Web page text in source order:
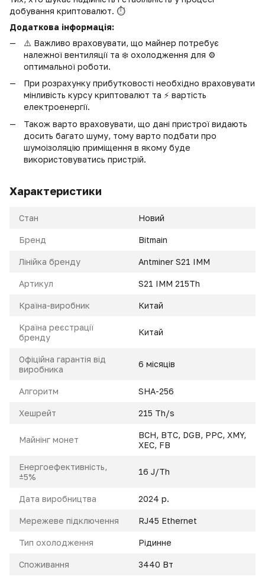
добування криптовалют. ⏱️
Додаткова інформація:
⚠️ Важливо враховувати, що майнер потребує
належної вентиляції та ❄️ охолодження для ⚙️
оптимальної роботи.
При розрахунку прибутковості необхідно враховувати
мінливість курсу криптовалют та ⚡️ вартість
електроенергії.
Також варто враховувати, що дані пристрої видають
досить багато шуму, тому варто подбати про
шумоізоляцію приміщення в якому буде
використовуватись пристрій.
Характеристики
Стан Новий
Бренд Bitmain
Лінійка бренду Antminer S21 IMM
Артикул S21 IMM 215Th
Країна-виробник Китай
Країна реєстрації
бренду
Китай
Офіційна гарантія від
виробника
6 місяців
Алгоритм SHA-256
Xешрейт 215 Th/s
Майнінг монет BCH, BTC, DGB, PPC, XMY,
XEC, FB
Енeргоефективність,
±5%
16 J/Th
Дата виробництва 2024 р.
Мережеве підключення RJ45 Ethernet
Тип охолодження Рідинне
Cпоживання 3440 Вт